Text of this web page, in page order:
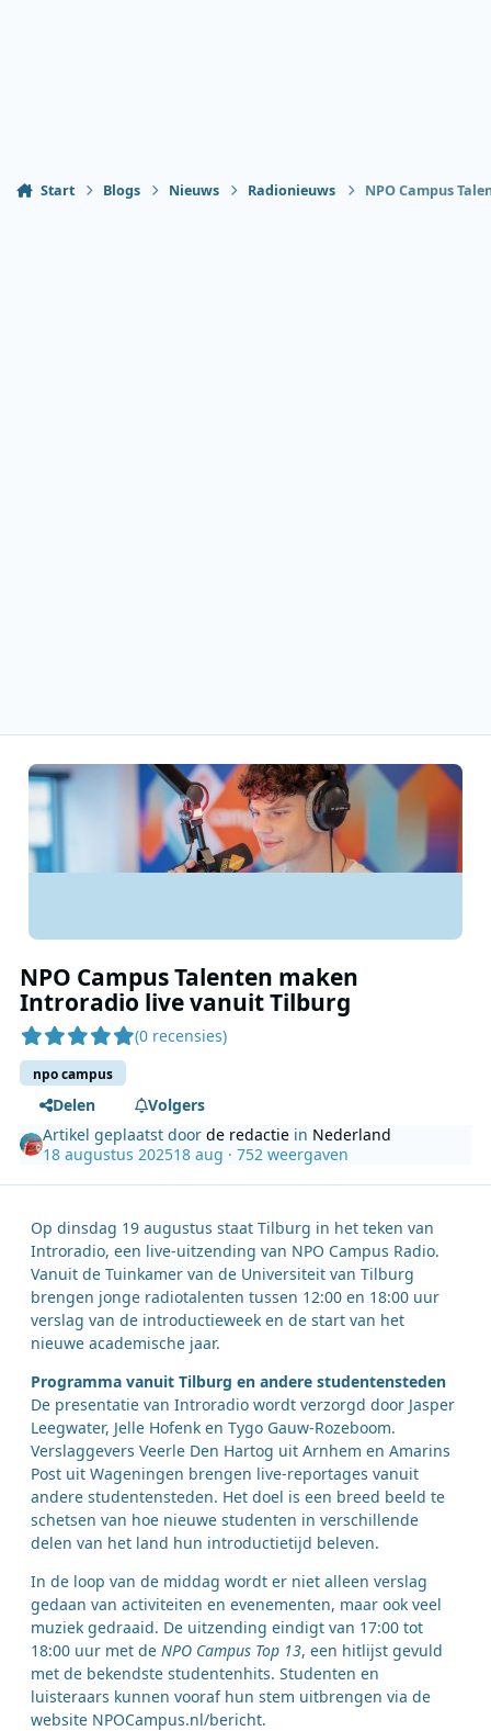
Start Blogs Nieuws Radionieuws NPO Campus
NPO Campus Talenten maken
Introradio live vanuit Tilburg
(0 recensies)
npo campus
Delen
Volgers
Artikel geplaatst doorde redactie in Nederland
18 augustus 202518 aug · 752 weergaven
Op dinsdag 19 augustus staat Tilburg in het teken van
Introradio, een live-uitzending van NPO Campus Radio.
Vanuit de Tuinkamer van de Universiteit van Tilburg
brengen jonge radiotalenten tussen 12:00 en 18:00 uur
verslag van de introductieweek en de start van het
nieuwe academische jaar.
Programma vanuit Tilburg en andere studentensteden
De presentatie van Introradio wordt verzorgd door Jasper
Leegwater, Jelle Hofenk en Tygo Gauw-Rozeboom.
Verslaggevers Veerle Den Hartog uit Arnhem en Amarins
Post uit Wageningen brengen live-reportages vanuit
andere studentensteden. Het doel is een breed beeld te
schetsen van hoe nieuwe studenten in verschillende
delen van het land hun introductietijd beleven.
In de loop van de middag wordt er niet alleen verslag
gedaan van activiteiten en evenementen, maar ook veel
muziek gedraaid. De uitzending eindigt van 17:00 tot
18:00 uur met de NPO Campus Top 13, een hitlijst gevuld
met de bekendste studentenhits. Studenten en
luisteraars kunnen vooraf hun stem uitbrengen via de
website NPOCampus.nl/bericht.